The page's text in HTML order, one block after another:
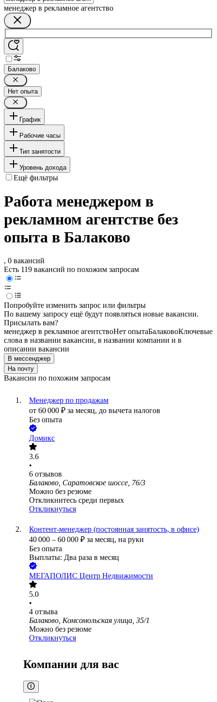
менеджер в рекламное агентство
Балаково
Нет опыта
График
Рабочие часы
Тип занятости
Уровень дохода
Ещё фильтры
Работа менеджером в
рекламном агентстве без
опыта в Балаково
, 0 вакансий
Есть 119 вакансий по похожим запросам
Попробуйте изменить запрос или фильтры
По вашему запросу ещё будут появляться новые вакансии.
Присылать вам?
менеджер в рекламное агентствоНет опытаБалаковоКлючевые
слова в названии вакансии, в названии компании и в
описании вакансии
В мессенджер
На почту
Вакансии по похожим запросам
Менеджер по продажам
от 60 000 ₽ за месяц, до вычета налогов
Без опыта
Домикс
3.6
•
6 отзывов
Балаково, Саратовское шоссе, 76/3
Можно без резюме
Откликнитесь среди первых
Откликнуться
Контент-менеджер (постоянная занятость, в офисе)
40 000 – 60 000 ₽ за месяц, на руки
Без опыта
Выплаты: Два раза в месяц
МЕГАПОЛИС Центр Недвижимости
5.0
•
4 отзыва
Балаково, Комсомольская улица, 35/1
Можно без резюме
Откликнуться
Компании для вас